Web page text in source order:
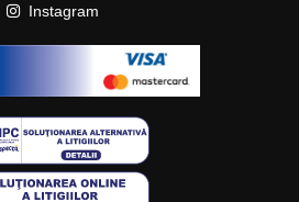
Instagram